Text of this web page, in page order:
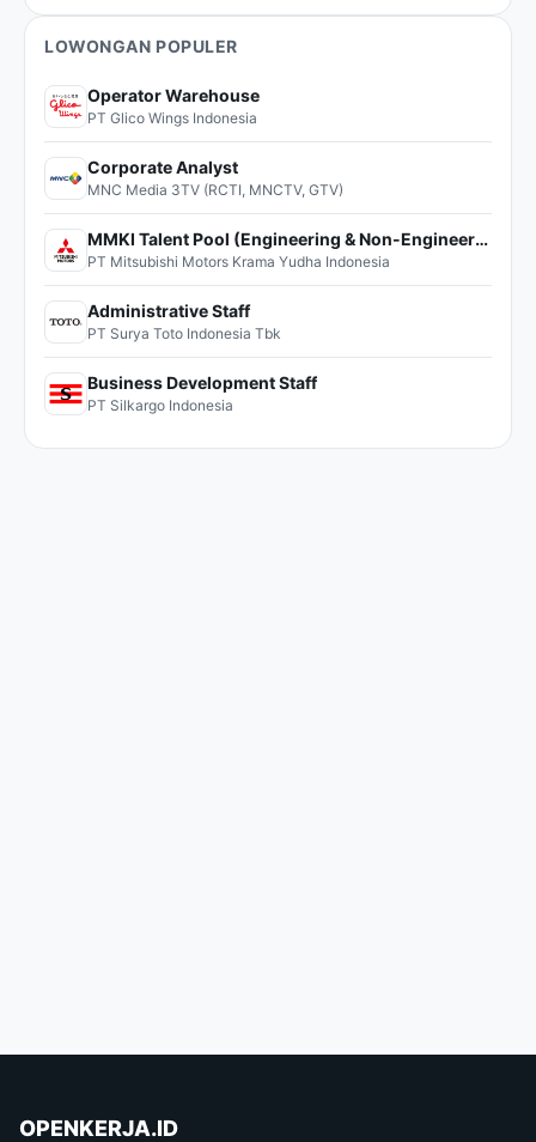
LOWONGAN POPULER
Operator Warehouse
PT Glico Wings Indonesia
Corporate Analyst
MNC Media 3TV (RCTI, MNCTV, GTV)
MMKI Talent Pool (Engineering & Non-Engineering)
PT Mitsubishi Motors Krama Yudha Indonesia
Administrative Staff
PT Surya Toto Indonesia Tbk
Business Development Staff
PT Silkargo Indonesia
OPENKERJA.ID